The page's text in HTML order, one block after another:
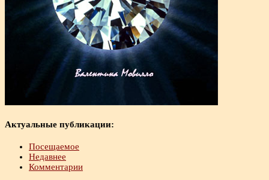
Актуальные публикации:
Посещаемое
Недавнее
Комментарии